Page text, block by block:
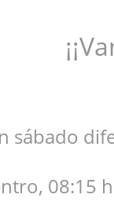
a
sábado
08:15